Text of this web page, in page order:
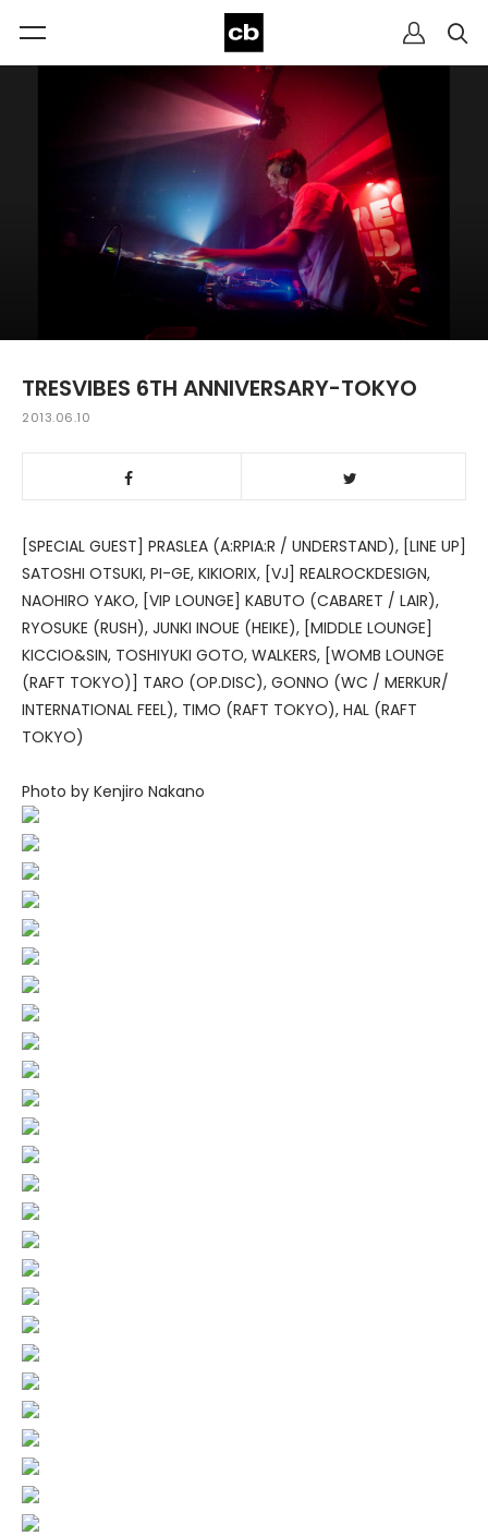
TRESVIBES 6TH ANNIVERSARY-TOKYO
2013.06.10
[SPECIAL GUEST] PRASLEA (A:RPIA:R / UNDERSTAND), [LINE UP]
SATOSHI OTSUKI, PI-GE, KIKIORIX, [VJ] REALROCKDESIGN,
NAOHIRO YAKO, [VIP LOUNGE] KABUTO (CABARET / LAIR),
RYOSUKE (RUSH), JUNKI INOUE (HEIKE), [MIDDLE LOUNGE]
KICCIO&SIN, TOSHIYUKI GOTO, WALKERS, [WOMB LOUNGE
(RAFT TOKYO)] TARO (OP.DISC), GONNO (WC / MERKUR/
INTERNATIONAL FEEL), TIMO (RAFT TOKYO), HAL (RAFT
TOKYO)
Photo by Kenjiro Nakano